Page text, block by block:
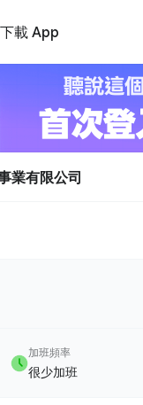
下載 App
業有限公司
加班頻率
很少加班